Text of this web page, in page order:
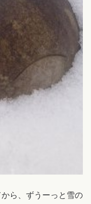
ら、ずうーっと雪の